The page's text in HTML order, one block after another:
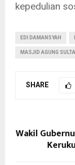
kepedulian
EDI DAMANSYAH
MASJID AGUNG
SHARE
Wakil